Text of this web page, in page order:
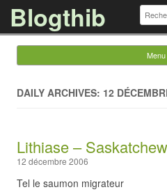
Blogthib
Menu
DAILY ARCHIVES: 12
Lithiase –
12 décembre 2006
Tel le saumon migrateur